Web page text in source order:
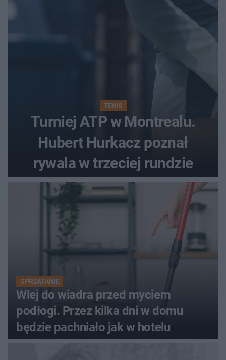
Kamili Skolimowskiej
TENIS
Turniej ATP w Montrealu.
Hubert Hurkacz poznał
rywala w trzeciej rundzie
SPRZĄTANIE
Wlej do wiadra przed myciem
podłogi. Przez kilka dni w domu
będzie pachniało jak w hotelu